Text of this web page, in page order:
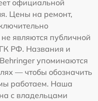
официальной
Цены на ремонт,
являются публичной
РФ. Названия и
упоминаются
— чтобы обозначить
работаем. Наша
с владельцами